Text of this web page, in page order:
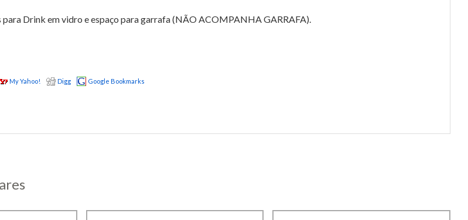
Drink em vidro e espaço para garrafa (NÃO ACOMPANHA GARRAFA).
My Yahoo! Digg Google Bookmarks